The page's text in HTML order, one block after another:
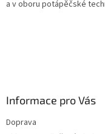
a v oboru potápěčské
Informace pro Vás
Doprava